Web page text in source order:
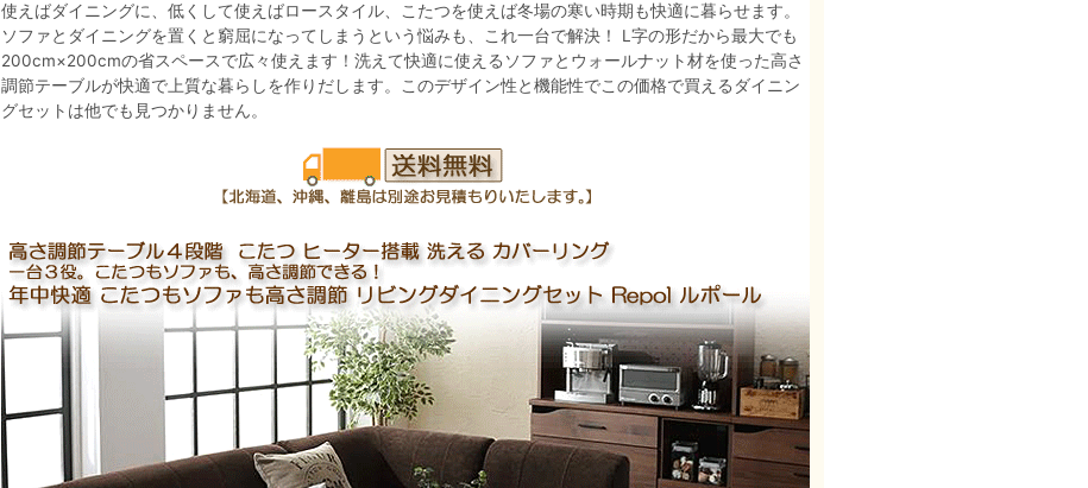
使えばダイニングに、低くして使えばロースタイル、こたつを使えば冬場の寒い時期も快適に暮らせます。
ソファとダイニングを置くと窮屈になってしまうという悩みも、これ一台で解決！ L字の形だから最大でも
200cm×200cmの省スペースで広々使えます！洗えて快適に使えるソファとウォールナット材を使った高さ
調節テーブルが快適で上質な暮らしを作りだします。このデザイン性と機能性でこの価格で買えるダイニン
グセットは他でも見つかりません。